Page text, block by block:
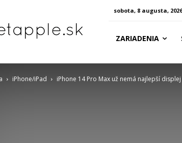
sobota, 8 augusta, 2026
ZARIADENIA
iPhone/iPad iPhone 14 Pro Max už nemá najlepší